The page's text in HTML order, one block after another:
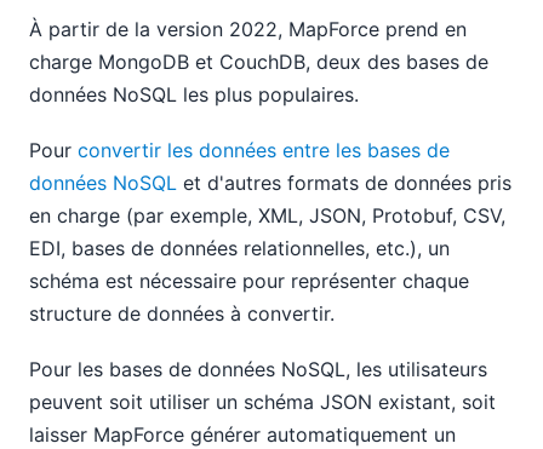
À partir de la version 2022, MapForce prend en
charge MongoDB et CouchDB, deux des bases de
données NoSQL les plus populaires.
Pour convertir les données entre les bases de
données NoSQL et d'autres formats de données pris
en charge (par exemple, XML, JSON, Protobuf, CSV,
EDI, bases de données relationnelles, etc.), un
schéma est nécessaire pour représenter chaque
structure de données à convertir.
Pour les bases de données NoSQL, les utilisateurs
peuvent soit utiliser un schéma JSON existant, soit
laisser MapForce générer automatiquement un